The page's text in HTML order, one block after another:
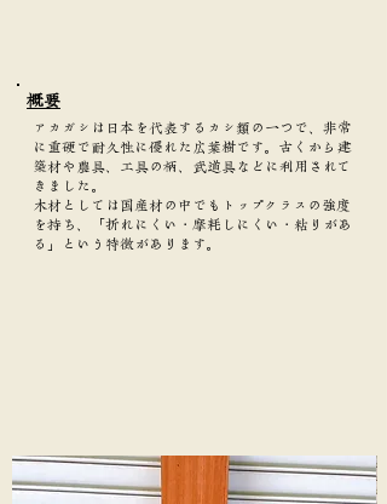
​概要
アカガシは日本を代表するカシ類の一つで、非常
に重硬で耐久性に優れた広葉樹です。古くから建
築材や農具、工具の柄、武道具などに利用されて
きました。
木材としては国産材の中でもトップクラスの強度
を持ち、「折れにくい・摩耗しにくい・粘りがあ
る」という特徴があります。